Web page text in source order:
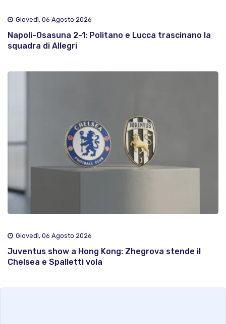
Giovedì, 06 Agosto 2026
Napoli-Osasuna 2-1: Politano e Lucca trascinano la
squadra di Allegri
Giovedì, 06 Agosto 2026
Juventus show a Hong Kong: Zhegrova stende il
Chelsea e Spalletti vola